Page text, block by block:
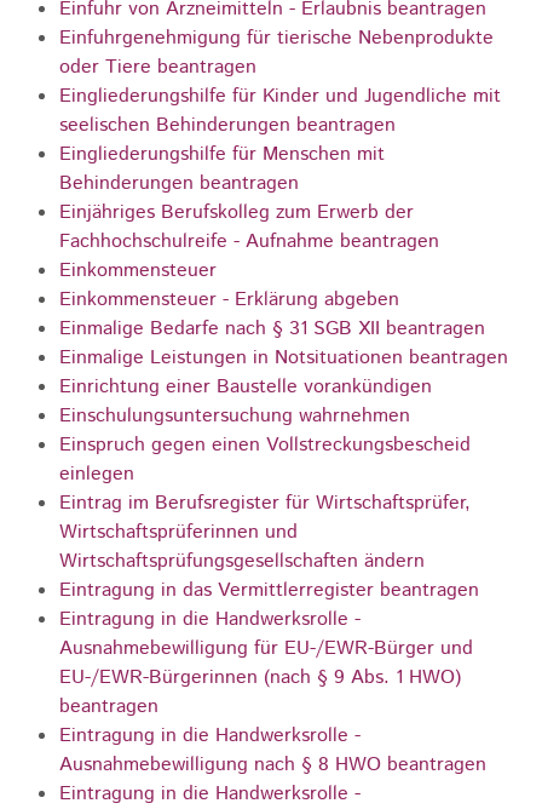
Einfuhr von Arzneimitteln - Erlaubnis beantragen
Einfuhrgenehmigung für tierische Nebenprodukte
oder Tiere beantragen
Eingliederungshilfe für Kinder und Jugendliche mit
seelischen Behinderungen beantragen
Eingliederungshilfe für Menschen mit
Behinderungen beantragen
Einjähriges Berufskolleg zum Erwerb der
Fachhochschulreife - Aufnahme beantragen
Einkommensteuer
Einkommensteuer - Erklärung abgeben
Einmalige Bedarfe nach § 31 SGB XII beantragen
Einmalige Leistungen in Notsituationen beantragen
Einrichtung einer Baustelle vorankündigen
Einschulungsuntersuchung wahrnehmen
Einspruch gegen einen Vollstreckungsbescheid
einlegen
Eintrag im Berufsregister für Wirtschaftsprüfer,
Wirtschaftsprüferinnen und
Wirtschaftsprüfungsgesellschaften ändern
Eintragung in das Vermittlerregister beantragen
Eintragung in die Handwerksrolle -
Ausnahmebewilligung für EU-/EWR-Bürger und
EU-/EWR-Bürgerinnen (nach § 9 Abs. 1 HWO)
beantragen
Eintragung in die Handwerksrolle -
Ausnahmebewilligung nach § 8 HWO beantragen
Eintragung in die Handwerksrolle -